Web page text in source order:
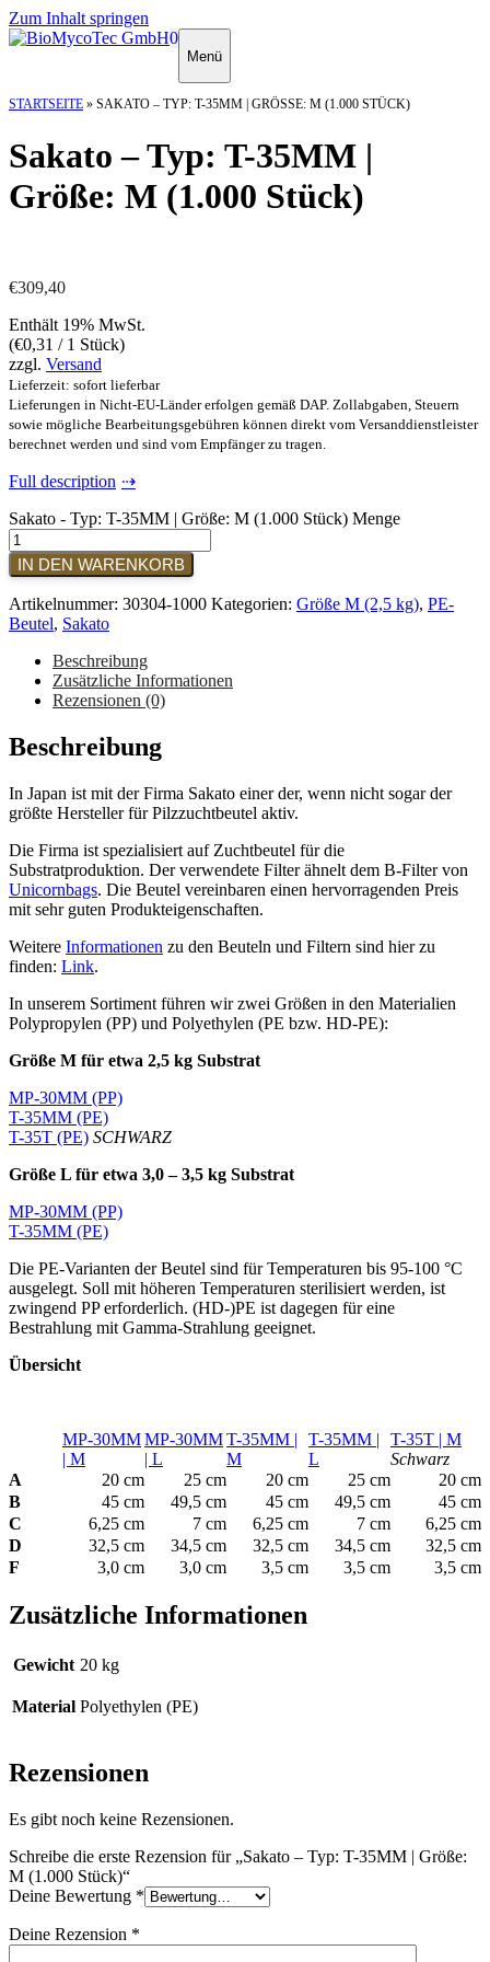
Zum Inhalt springen
0
Menü
STARTSEITE » SAKATO – TYP: T-35MM | GRÖSSE: M (1.000 STÜCK)
Sakato – Typ: T-35MM |
Größe: M (1.000 Stück)
€309,40
Enthält 19% MwSt.
(€0,31 / 1 Stück)
zzgl. Versand
Lieferzeit: sofort lieferbar
Lieferungen in Nicht-EU-Länder erfolgen gemäß DAP. Zollabgaben, Steuern
sowie mögliche Bearbeitungsgebühren können direkt vom Versanddienstleister
berechnet werden und sind vom Empfänger zu tragen.
Full description
Sakato - Typ: T-35MM | Größe: M (1.000 Stück) Menge
IN DEN WARENKORB
Artikelnummer: 30304-1000 Kategorien: Größe M (2,5 kg), PE-
Beutel, Sakato
Beschreibung
Zusätzliche Informationen
Rezensionen (0)
Beschreibung
In Japan ist mit der Firma Sakato einer der, wenn nicht sogar der
größte Hersteller für Pilzzuchtbeutel aktiv.
Die Firma ist spezialisiert auf Zuchtbeutel für die
Substratproduktion. Der verwendete Filter ähnelt dem B-Filter von
Unicornbags. Die Beutel vereinbaren einen hervorragenden Preis
mit sehr guten Produkteigenschaften.
Weitere Informationen zu den Beuteln und Filtern sind hier zu
finden: Link.
In unserem Sortiment führen wir zwei Größen in den Materialien
Polypropylen (PP) und Polyethylen (PE bzw. HD-PE):
Größe M für etwa 2,5 kg Substrat
MP-30MM (PP)
T-35MM (PE)
T-35T (PE) SCHWARZ
Größe L für etwa 3,0 – 3,5 kg Substrat
MP-30MM (PP)
T-35MM (PE)
Die PE-Varianten der Beutel sind für Temperaturen bis 95-100 °C
ausgelegt. Soll mit höheren Temperaturen sterilisiert werden, ist
zwingend PP erforderlich. (HD-)PE ist dagegen für eine
Bestrahlung mit Gamma-Strahlung geeignet.
Übersicht
MP-30MM
| M
MP-30MM
| L
T-35MM |
M
T-35MM |
L
T-35T | M
Schwarz
A
20 cm 25 cm 20 cm 25 cm
20 cm
B
45 cm 49,5 cm 45 cm 49,5 cm
45 cm
C
6,25 cm 7 cm 6,25 cm 7 cm
6,25 cm
D
32,5 cm 34,5 cm 32,5 cm 34,5 cm
32,5 cm
F
3,0 cm 3,0 cm 3,5 cm 3,5 cm 3,5 cm
Zusätzliche Informationen
Gewicht 20 kg
Material Polyethylen (PE)
Rezensionen
Es gibt noch keine Rezensionen.
Schreibe die erste Rezension für „Sakato – Typ: T-35MM | Größe:
M (1.000 Stück)“
Deine Bewertung *
Deine Rezension *